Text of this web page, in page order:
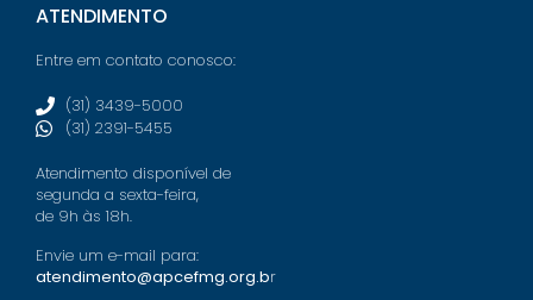
ATENDIMENTO
Entre em contato conosco:
(31) 3439-5000
(31) 2391-5455
Atendimento disponível de
segunda a sexta-feira,
de 9h às 18h.
Envie um e-mail para:
atendimento@apcefmg.org.br